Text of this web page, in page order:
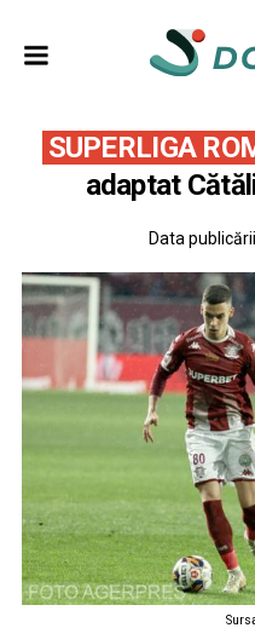
SUPERLIGA
adaptat
Data